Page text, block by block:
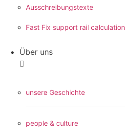
Ausschreibungstexte
Fast Fix support rail calculation
Über uns
unsere Geschichte
people & culture